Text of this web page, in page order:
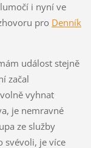
i nyní ve
pro Denník
událost stejně
začal
vyhnat
je nemravné
ze služby
svévoli, je více